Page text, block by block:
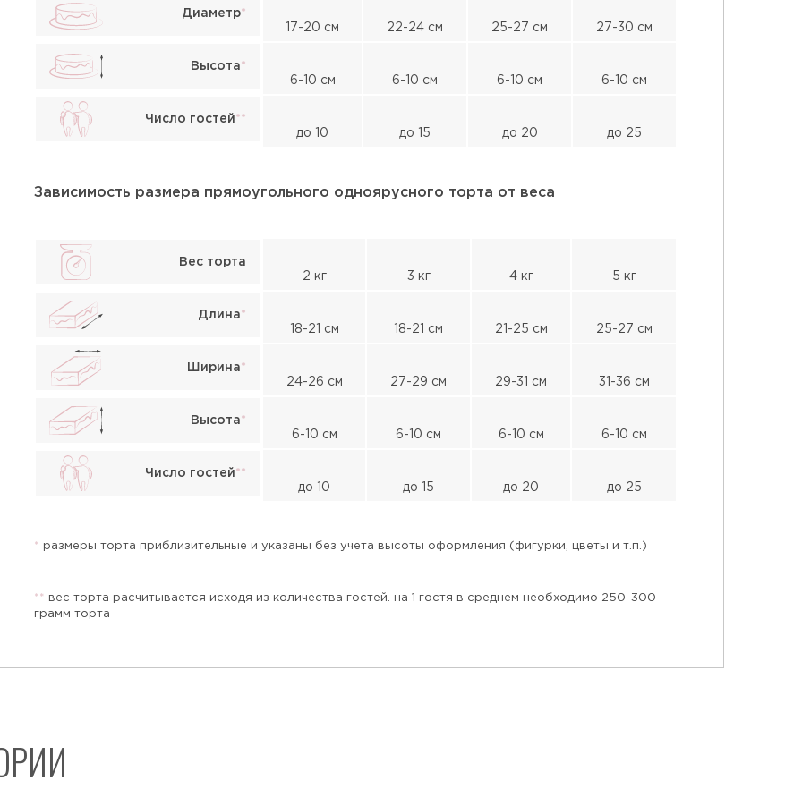
Диаметр*
17-20 см
22-24 см 25-27 см 27-30 см
Высота*
6-10 см
6-10 см 6-10 см 6-10 см
Число гостей**
до 10
до 15 до 20 до 25
Зависимость размера прямоугольного одноярусного торта от веса
Вес торта
2 кг
3 кг 4 кг 5 кг
Длина*
18-21 см
18-21 см 21-25 см 25-27 см
Ширина*
24-26 см
27-29 см 29-31 см 31-36 см
Высота*
6-10 см
6-10 см 6-10 см 6-10 см
Число гостей**
до 10
до 15 до 20 до 25
* размеры торта приблизительные и указаны без учета высоты оформления (фигурки, цветы и т.п.)
* *
вес торта расчитывается исходя из количества гостей. на 1 гостя в среднем необходимо 250-300
грамм торта